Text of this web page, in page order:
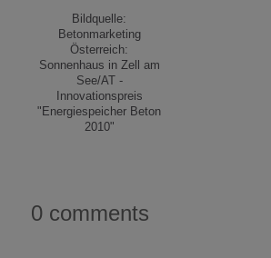
Bildquelle:
Betonmarketing
Österreich:
Sonnenhaus in Zell am
See/AT -
Innovationspreis
"Energiespeicher Beton
2010"
0 comments